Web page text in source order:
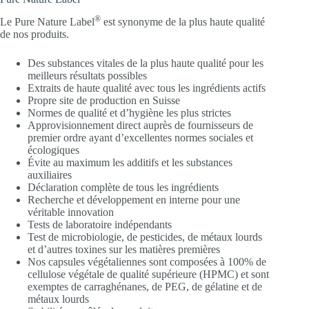
Le Pure Nature Label® est synonyme de la plus haute qualité
de nos produits.
Des substances vitales de la plus haute qualité pour les
meilleurs résultats possibles
Extraits de haute qualité avec tous les ingrédients actifs
Propre site de production en Suisse
Normes de qualité et d’hygiène les plus strictes
Approvisionnement direct auprès de fournisseurs de
premier ordre ayant d’excellentes normes sociales et
écologiques
Évite au maximum les additifs et les substances
auxiliaires
Déclaration complète de tous les ingrédients
Recherche et développement en interne pour une
véritable innovation
Tests de laboratoire indépendants
Test de microbiologie, de pesticides, de métaux lourds
et d’autres toxines sur les matières premières
Nos capsules végétaliennes sont composées à 100% de
cellulose végétale de qualité supérieure (HPMC) et sont
exemptes de carraghénanes, de PEG, de gélatine et de
métaux lourds